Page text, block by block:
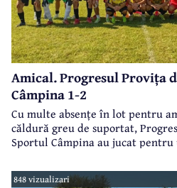
Amical. Progresul Provița
Câmpina 1-2
Cu multe absențe în lot pentru
căldură greu de suportat,
Sportul Câmpina au jucat
848 vizualizari